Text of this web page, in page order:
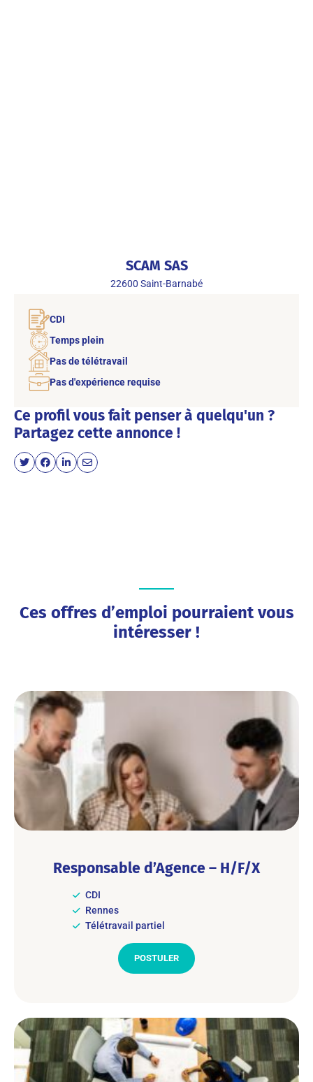
SCAM SAS
22600 Saint-Barnabé
CDI
Temps plein
Pas de télétravail
Pas d'expérience requise
Ce profil vous fait penser à quelqu'un ?
Partagez cette annonce !
Ces offres d’emploi pourraient vous
intéresser !
Responsable d’Agence – H/F/X
CDI
Rennes
Télétravail partiel
POSTULER